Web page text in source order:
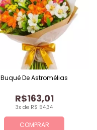
COMPRAR
3x de R$ 54,34
R$163,01
Buquê De Astromélias